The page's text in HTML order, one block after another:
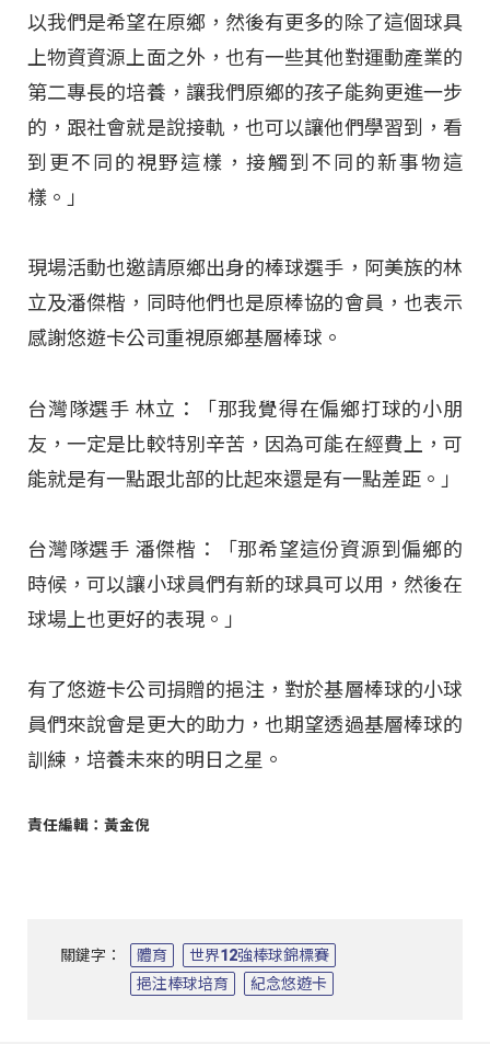
以我們是希望在原鄉，然後有更多的除了這個球具
上物資資源上面之外，也有一些其他對運動產業的
第二專長的培養，讓我們原鄉的孩子能夠更進一步
的，跟社會就是說接軌，也可以讓他們學習到，看
到更不同的視野這樣，接觸到不同的新事物這
樣。」
現場活動也邀請原鄉出身的棒球選手，阿美族的林
立及潘傑楷，同時他們也是原棒協的會員，也表示
感謝悠遊卡公司重視原鄉基層棒球。
台灣隊選手 林立：「那我覺得在偏鄉打球的小朋
友，一定是比較特別辛苦，因為可能在經費上，可
能就是有一點跟北部的比起來還是有一點差距。」
台灣隊選手 潘傑楷：「那希望這份資源到偏鄉的
時候，可以讓小球員們有新的球具可以用，然後在
球場上也更好的表現。」
有了悠遊卡公司捐贈的挹注，對於基層棒球的小球
員們來說會是更大的助力，也期望透過基層棒球的
訓練，培養未來的明日之星。
責任編輯：黃金倪
關鍵字： 體育
世界12強棒球錦標賽
挹注棒球培育
紀念悠遊卡